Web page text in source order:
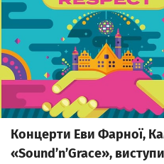
Концерти Еви Фарної,
«Sound’n’Grace»,